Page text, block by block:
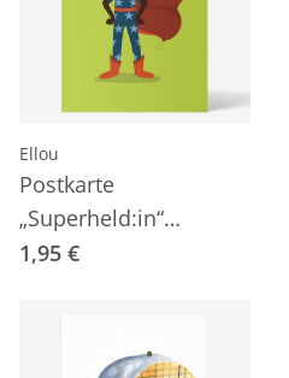
Ellou
Postkarte
„Superheld:in“
hellgrün
1,95 €